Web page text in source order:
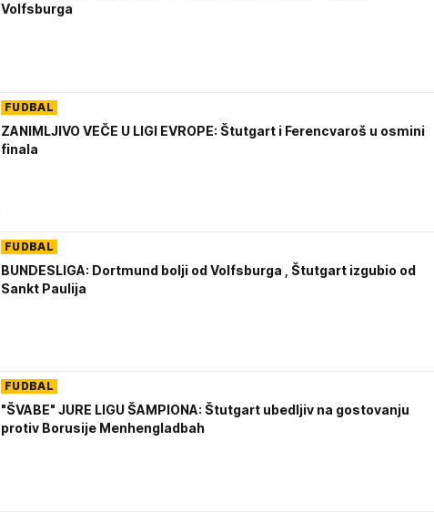
Volfsburga
FUDBAL
ZANIMLJIVO VEČE U LIGI EVROPE: Štutgart i Ferencvaroš u osmini
finala
FUDBAL
BUNDESLIGA: Dortmund bolji od Volfsburga , Štutgart izgubio od
Sankt Paulija
FUDBAL
"ŠVABE" JURE LIGU ŠAMPIONA: Štutgart ubedljiv na gostovanju
protiv Borusije Menhengladbah